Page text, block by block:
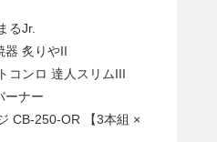
るJr.
器 炙りやII
コンロ 達人スリムIII
ーナー
CB-250-OR 【3本組 ×